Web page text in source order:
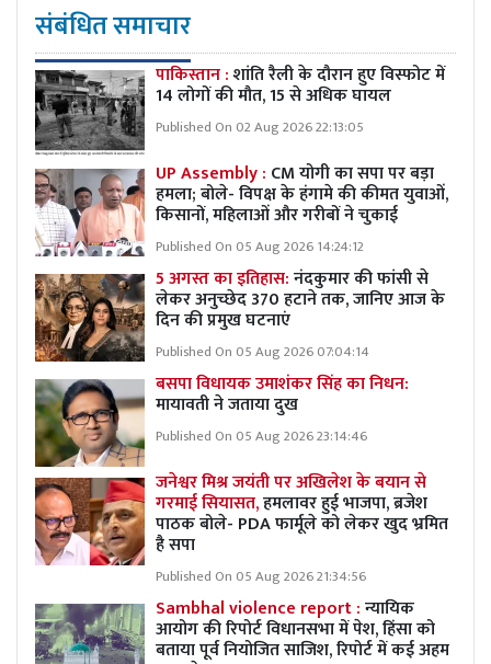
संबंधित समाचार
पाकिस्तान :शांति रैली के दौरान हुए विस्फोट में
14 लोगों की मौत, 15 से अधिक घायल
Published On 02 Aug 2026 22:13:05
UP Assembly : CM योगी का सपा पर बड़ा
हमला; बोले- विपक्ष के हंगामे की कीमत युवाओं,
किसानों, महिलाओं और गरीबों ने चुकाई
Published On 05 Aug 2026 14:24:12
5 अगस्त का इतिहास:नंदकुमार की फांसी से
लेकर अनुच्छेद 370 हटाने तक, जानिए आज के
दिन की प्रमुख घटनाएं
Published On 05 Aug 2026 07:04:14
बसपा विधायक उमाशंकर सिंह का निधन:
मायावती ने जताया दुख
Published On 05 Aug 2026 23:14:46
जनेश्वर मिश्र जयंती पर अखिलेश के बयान से
गरमाई सियासत,हमलावर हुई भाजपा, ब्रजेश
पाठक बोले- PDA फार्मूले को लेकर खुद भ्रमित
है सपा
Published On 05 Aug 2026 21:34:56
Sambhal violence report :न्यायिक
आयोग की रिपोर्ट विधानसभा में पेश, हिंसा को
बताया पूर्व नियोजित साजिश, रिपोर्ट में कई अहम